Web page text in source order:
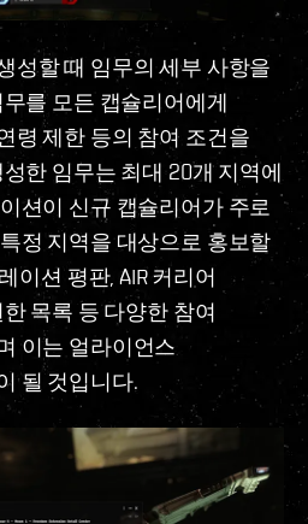
성할 때 임무의 세부 사항을
를 모든 캡슐리어에게
령 제한 등의 참여 조건을
한 임무는 최대 20개 지역에
션이 신규 캡슐리어가 주로
정 지역을 대상으로 홍보할
이션 평판, AIR 커리어
목록 등 다양한 참여
이는 얼라이언스
될 것입니다.